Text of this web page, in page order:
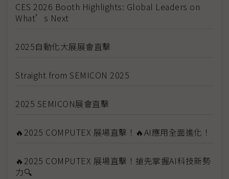
CES 2026 Booth Highlights: Global Leaders on
What’s Next
2025自動化大展展會直擊
Straight from SEMICON 2025
2025 SEMICON展會直擊
🔥2025 COMPUTEX 展場直擊！🔥AI應用全面進化！
🔥2025 COMPUTEX 展場直擊！搶先掌握AI科技新勢
力🔍